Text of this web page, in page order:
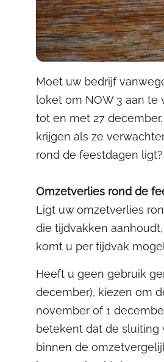
Moet uw bedrijf
loket om NOW 3 aan te
tot en met 27
krijgen als ze
rond de feestdagen ligt?
Omzetverlies rond de
Ligt uw omzetverlies
die tijdvakken
komt u per tijdvak
Heeft u geen gebruik
december), kiezen om
november of 1
betekent dat de sluiting
binnen de